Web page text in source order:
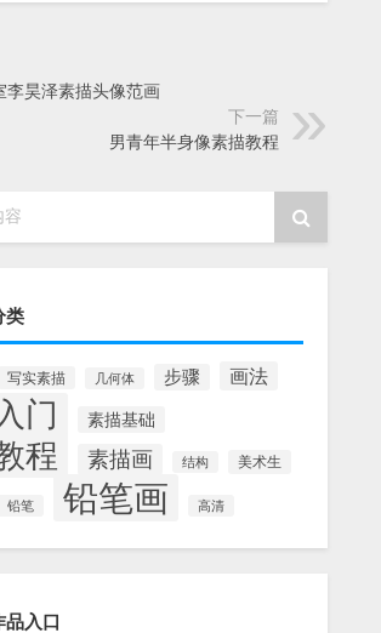
李昊泽素描头像范画
下一篇
男青年半身像素描教程
容
类
写实素描 几何体 步骤 画法
门 素描基础
程 素描画 结构 美术生
铅笔 铅笔画 高清
品入口